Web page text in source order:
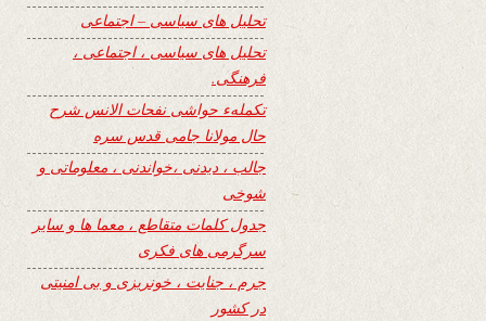
تحلیل های سیاسی – اجتماعی
تحلیل های سیاسی ، اجتماعی ،
فرهنگی.
تکملهء حواشی نفحات الانس شرح
حال مولانا جامی قدس سره
جالب ، دیدنی ،خواندنی ، معلوماتی و
شوخی
جدول کلمات متقاطع ، معما ها و سایر
سرگرمی های فکری
جرم ، جنایت ، خونریزی و بی امنیتی
در کشور